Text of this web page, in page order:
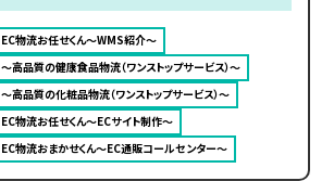
EC物流お任せくん～WMS紹介～
～高品質の健康食品物流（ワンストップサービス）～
～高品質の化粧品物流（ワンストップサービス）～
EC物流お任せくん～ECサイト制作～
EC物流おまかせくん～EC通販コールセンター～